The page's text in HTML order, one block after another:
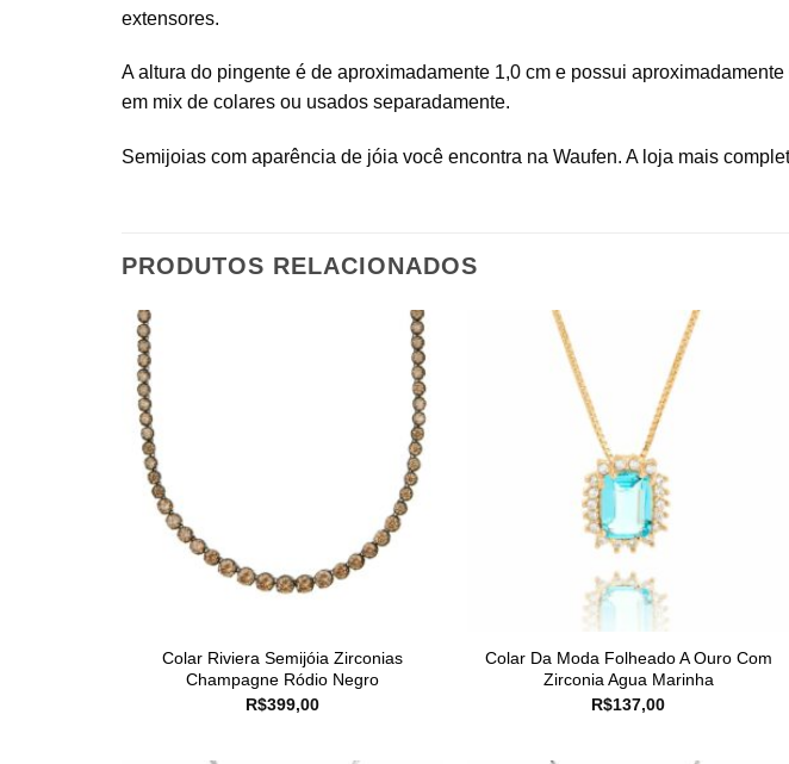
extensores.
A altura do pingente é de aproximadamente 1,0 cm e possui
em mix de colares ou usados separadamente.
Semijoias com aparência de jóia você encontra na Waufen. A loja mais
PRODUTOS RELACIONADOS
Colar Riviera Semijóia Zirconias
Champagne Ródio Negro
R$399,00
Colar Da Moda Folheado A Ouro Com
Zirconia Agua Marinha
R$137,00